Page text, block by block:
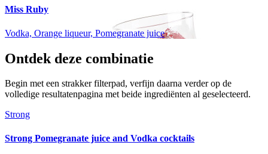
Miss Ruby
Vodka, Orange liqueur, Pomegranate juice
Ontdek deze combinatie
Begin met een strakker filterpad, verfijn daarna verder op de
volledige resultatenpagina met beide ingrediënten al geselecteerd.
Strong
Strong Pomegranate juice and Vodka cocktails